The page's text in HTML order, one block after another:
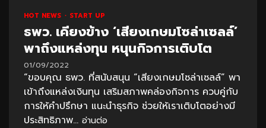
HOT NEWS START UP
ธพว. เคียงข้าง ‘เสียงเกษมโซล่าเซลล์’
พาถึงแหล่งทุน หนุนกิจการเติบโต
01/09/2022
“ขอบคุณ ธพว. ที่สนับสนุน “เสียงเกษมโซล่าเซลล์” พา
เข้าถึงแหล่งเงินทุน เสริมสภาพคล่องกิจการ ควบคู่กับ
การให้คำปรึกษา แนะนำธุรกิจ ช่วยให้เราเติบโตอย่างมี
ประสิทธิภาพ... อ่านต่อ